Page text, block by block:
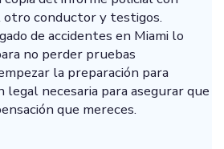
otro conductor y testigos.
de accidentes en Miami lo
no perder pruebas
la preparación para
legal necesaria para asegurar que
que mereces.